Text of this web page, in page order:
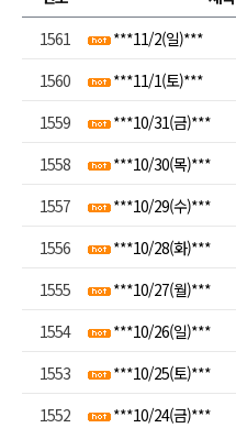
1561
***11/2(일)***
1560
***11/1(토)***
1559
***10/31(금)***
1558
***10/30(목)***
1557
***10/29(수)***
1556
***10/28(화)***
1555
***10/27(월)***
1554
***10/26(일)***
1553
***10/25(토)***
1552
***10/24(금)***